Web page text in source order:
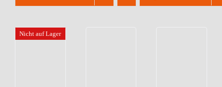
Nicht auf Lager